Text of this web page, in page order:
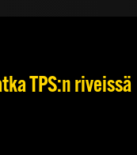
TPS:n riveissä